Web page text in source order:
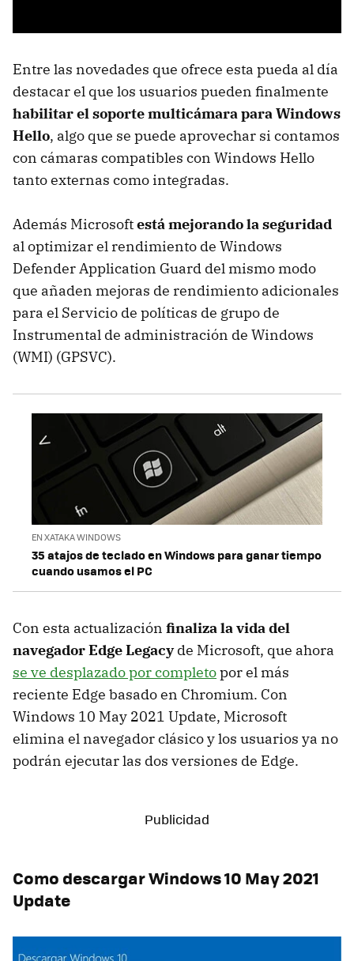
Entre las novedades que ofrece esta pueda al día
destacar el que los usuarios pueden finalmente
habilitar el soporte multicámara para Windows
Hello, algo que se puede aprovechar si contamos
con cámaras compatibles con Windows Hello
tanto externas como integradas.
Además Microsoftestá mejorando la seguridad
al optimizar el rendimiento de Windows
Defender Application Guard del mismo modo
que añaden mejoras de rendimiento adicionales
para el Servicio de políticas de grupo de
Instrumental de administración de Windows
(WMI) (GPSVC).
EN XATAKA WINDOWS
35 atajos de teclado en Windows para ganar tiempo
cuando usamos el PC
Con esta actualización finaliza la vida del
navegador Edge Legacyde Microsoft, que ahora
se ve desplazado por completopor el más
reciente Edge basado en Chromium. Con
Windows 10 May 2021 Update, Microsoft
elimina el navegador clásico y los usuarios ya no
podrán ejecutar las dos versiones de Edge.
Como descargar Windows 10 May 2021
Update